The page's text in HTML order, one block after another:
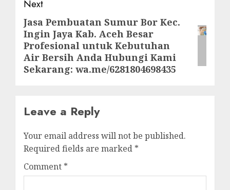
Next
Next
post:
Jasa Pembuatan Sumur Bor Kec.
Ingin Jaya Kab. Aceh Besar
Profesional untuk Kebutuhan
Air Bersih Anda Hubungi Kami
Sekarang: wa.me/6281804698435
Leave a Reply
Your email address will not be published.
Required fields are marked *
Comment *